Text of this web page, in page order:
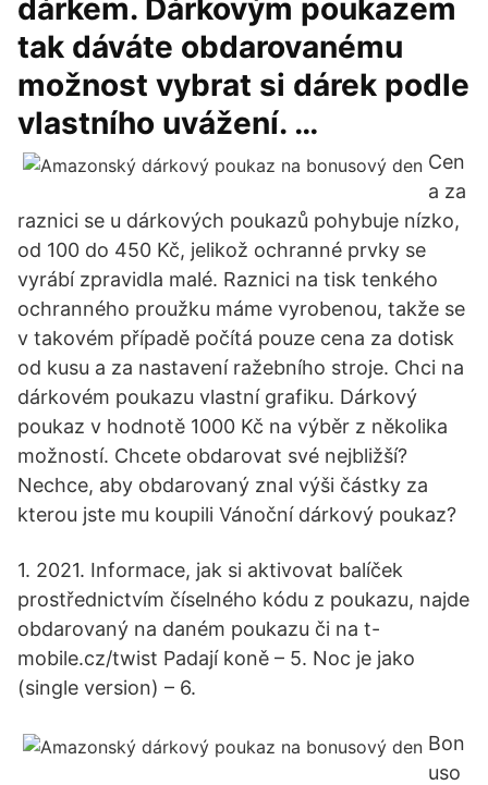
dárkem. Dárkovým poukazem
tak dáváte obdarovanému
možnost vybrat si dárek podle
vlastního uvážení. …
Cen
a za
raznici se u dárkových poukazů pohybuje nízko,
od 100 do 450 Kč, jelikož ochranné prvky se
vyrábí zpravidla malé. Raznici na tisk tenkého
ochranného proužku máme vyrobenou, takže se
v takovém případě počítá pouze cena za dotisk
od kusu a za nastavení ražebního stroje. Chci na
dárkovém poukazu vlastní grafiku. Dárkový
poukaz v hodnotě 1000 Kč na výběr z několika
možností. Chcete obdarovat své nejbližší?
Nechce, aby obdarovaný znal výši částky za
kterou jste mu koupili Vánoční dárkový poukaz?
1. 2021. Informace, jak si aktivovat balíček
prostřednictvím číselného kódu z poukazu, najde
obdarovaný na daném poukazu či na t-
mobile.cz/twist Padají koně – 5. Noc je jako
(single version) – 6.
Bon
uso